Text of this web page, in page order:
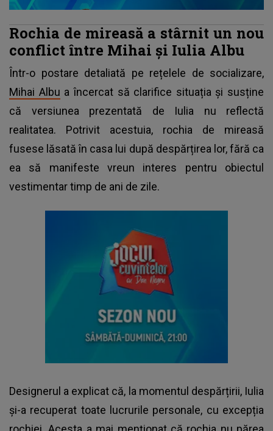
Rochia de mireasă a stârnit un nou
conflict între Mihai și Iulia Albu
Într-o postare detaliată pe rețelele de socializare,
Mihai Albu a încercat să clarifice situația și susține
că versiunea prezentată de Iulia nu reflectă
realitatea. Potrivit acestuia, rochia de mireasă
fusese lăsată în casa lui după despărțirea lor, fără ca
ea să manifeste vreun interes pentru obiectul
vestimentar timp de ani de zile.
Designerul a explicat că, la momentul despărțirii, Iulia
și-a recuperat toate lucrurile personale, cu excepția